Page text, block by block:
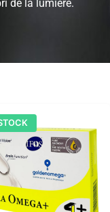
de la lumière.